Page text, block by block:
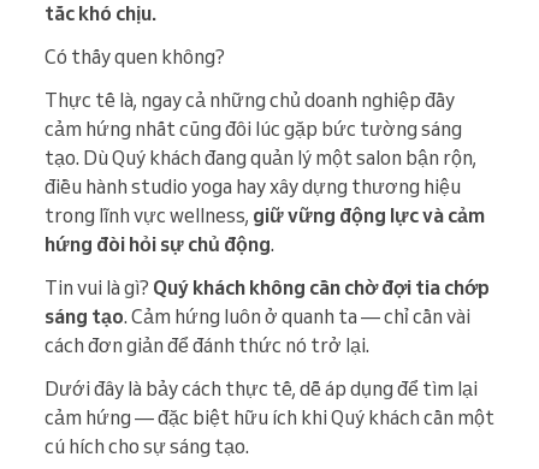
tắc khó chịu.
Có thấy quen không?
Thực tế là, ngay cả những chủ doanh nghiệp đầy
cảm hứng nhất cũng đôi lúc gặp bức tường sáng
tạo. Dù Quý khách đang quản lý một salon bận rộn,
điều hành studio yoga hay xây dựng thương hiệu
trong lĩnh vực wellness, giữ vững động lực và cảm
hứng đòi hỏi sự chủ động.
Tin vui là gì? Quý khách không cần chờ đợi tia chớp
sáng tạo. Cảm hứng luôn ở quanh ta — chỉ cần vài
cách đơn giản để đánh thức nó trở lại.
Dưới đây là bảy cách thực tế, dễ áp dụng để tìm lại
cảm hứng — đặc biệt hữu ích khi Quý khách cần một
cú hích cho sự sáng tạo.